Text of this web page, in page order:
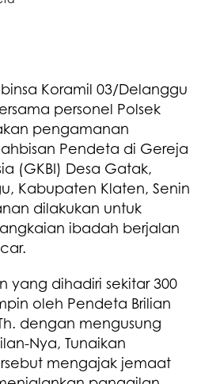
Koramil 03/Delanggu
personel Polsek
pengamanan
Pendeta di Gereja
(GKBI) Desa Gatak,
Kabupaten Klaten, Senin
dilakukan untuk
ibadah berjalan
yang dihadiri sekitar 300
oleh Pendeta Brilian
dengan mengusung
Nya, Tunaikan
mengajak jemaat